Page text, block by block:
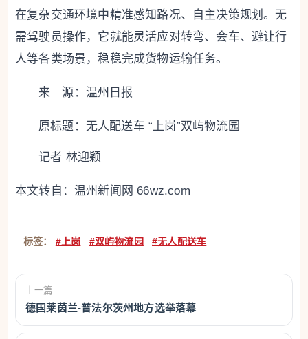
在复杂交通环境中精准感知路况、自主决策规划。无
需驾驶员操作，它就能灵活应对转弯、会车、避让行
人等各类场景，稳稳完成货物运输任务。
来 源：温州日报
原标题： 无人配送车 “上岗”双屿物流园
记者 林迎颖
本文转自： 温州新闻网 66wz.com
标签： #上岗 #双屿物流园 #无人配送车
上一篇
德国莱茵兰-普法尔茨州地方选举落幕